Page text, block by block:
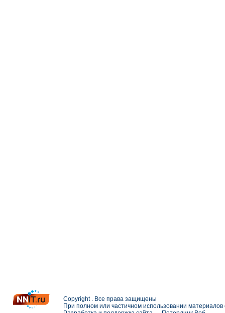
Copyright . Все права защищены
При полном или частичном использовании